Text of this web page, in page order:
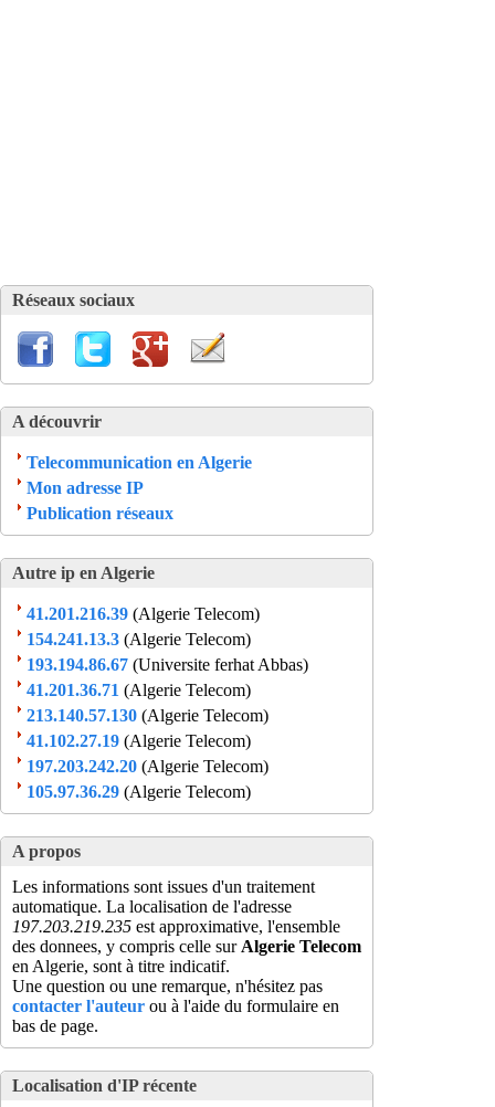
Réseaux sociaux
A découvrir
Telecommunication en Algerie
Mon adresse IP
Publication réseaux
Autre ip en Algerie
41.201.216.39 (Algerie Telecom)
154.241.13.3 (Algerie Telecom)
193.194.86.67 (Universite ferhat Abbas)
41.201.36.71 (Algerie Telecom)
213.140.57.130 (Algerie Telecom)
41.102.27.19 (Algerie Telecom)
197.203.242.20 (Algerie Telecom)
105.97.36.29 (Algerie Telecom)
A propos
Les informations sont issues d'un traitement
automatique. La localisation de l'adresse
197.203.219.235 est approximative, l'ensemble
des donnees, y compris celle sur Algerie Telecom
en Algerie, sont à titre indicatif.
Une question ou une remarque, n'hésitez pas
contacter l'auteur ou à l'aide du formulaire en
bas de page.
Localisation d'IP récente